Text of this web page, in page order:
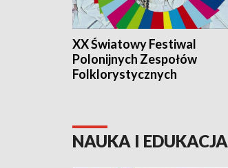
XX Światowy Festiwal
Polonijnych Zespołów
Folklorystycznych
NAUKA I EDUKACJA